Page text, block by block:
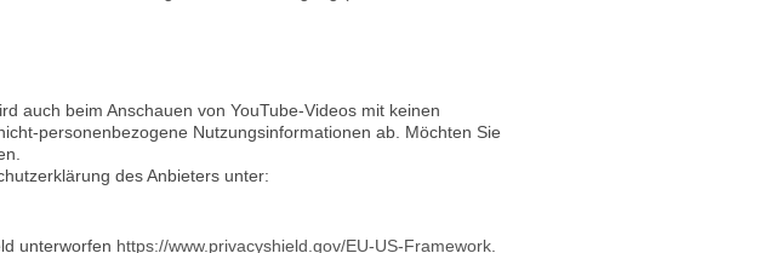
auch beim Anschauen von YouTube-Videos mit keinen
personenbezogene Nutzungsinformationen ab. Möchten Sie
des Anbieters unter:
unterworfen https://www.privacyshield.gov/EU-US-Framework